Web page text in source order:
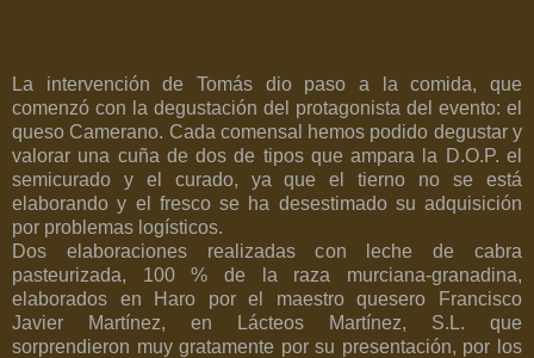
La intervención de Tomás dio paso a la comida, que
comenzó con la degustación del protagonista del evento: el
queso Camerano. Cada comensal hemos podido degustar y
valorar una cuña de dos de tipos que ampara la D.O.P. el
semicurado y el curado, ya que el tierno no se está
elaborando y el fresco se ha desestimado su adquisición
por problemas logísticos.
Dos elaboraciones realizadas con leche de cabra
pasteurizada, 100 % de la raza murciana-granadina,
elaborados en Haro por el maestro quesero Francisco
Javier Martínez, en Lácteos Martínez, S.L. que
sorprendieron muy gratamente por su presentación, por los